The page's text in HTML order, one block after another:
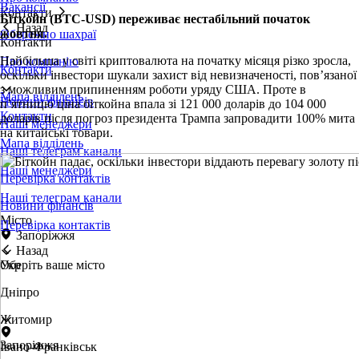
Контакти
Назад
Контакти
Контакти
Мапа відділень
Наші менеджери
Наші телеграм канали
Перевірка контактів
Новини фінансів
Місто
Запоріжжя
Назад
Оберіть ваше місто
Дніпро
Житомир
Івано-Франківськ
Вакансії
Обережно шахраї
Про компанію
Новини фінансів
Контакти
Мапа відділень
Наші менеджери
Наші телеграм канали
Перевірка контактів
Укр
Запоріжжя
Біткойн (BTC-USD) переживає нестабільний початок
жовтня.
Найбільша у світі криптовалюта на початку місяця різко зросла,
оскільки інвестори шукали захист від невизначеності, пов’язаної
з можливим припиненням роботи уряду США. Проте в
п’ятницю ціна біткойна впала зі 121 000 доларів до 104 000
доларів після погроз президента Трампа запровадити 100% мита
на китайські товари.